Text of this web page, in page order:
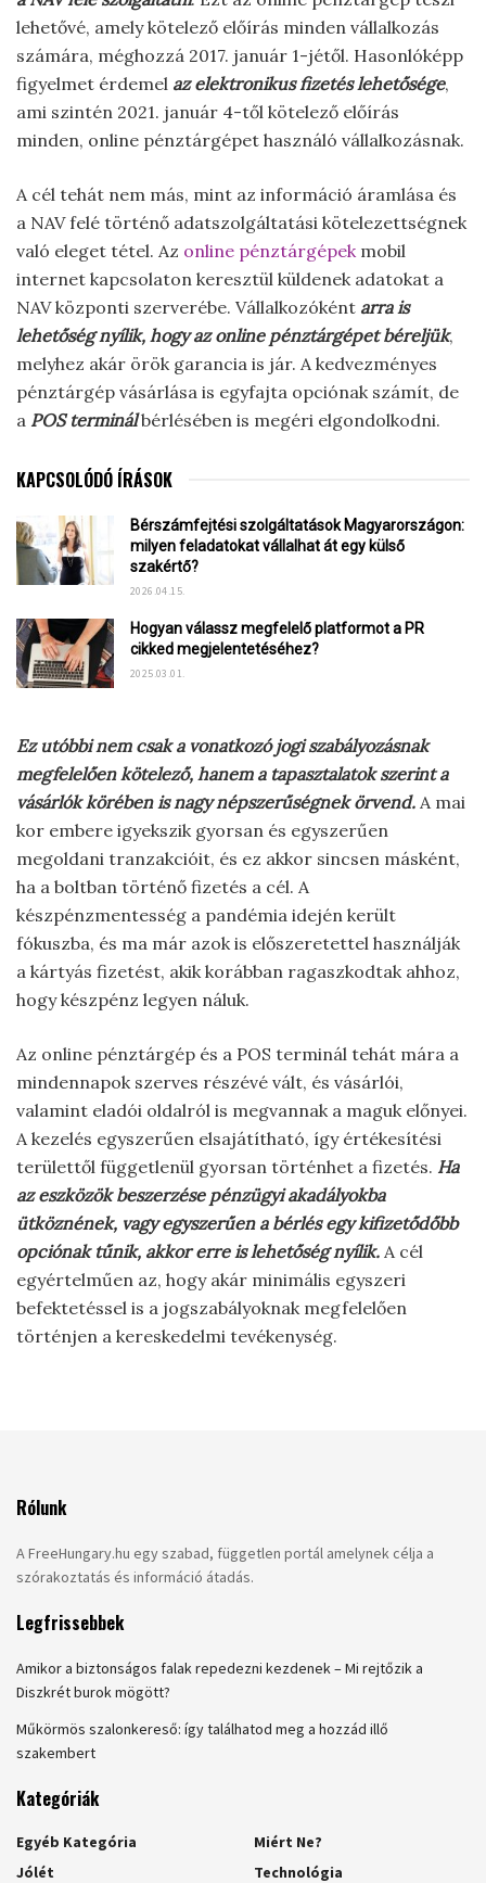
lehetővé, amely kötelező előírás minden vállalkozás
számára, méghozzá 2017. január 1-jétől. Hasonlóképp
figyelmet érdemel az elektronikus fizetés lehetősége,
ami szintén 2021. január 4-től kötelező előírás
minden, online pénztárgépet használó vállalkozásnak.
A cél tehát nem más, mint az információ áramlása és
a NAV felé történő adatszolgáltatási kötelezettségnek
való eleget tétel. Az online pénztárgépekmobil
internet kapcsolaton keresztül küldenek adatokat a
NAV központi szerverébe. Vállalkozóként arra is
lehetőség nyílik, hogy az online pénztárgépet béreljük,
melyhez akár örök garancia is jár. A kedvezményes
pénztárgép vásárlása is egyfajta opciónak számít, de
a POS terminálbérlésében is megéri elgondolkodni.
KAPCSOLÓDÓ ÍRÁSOK
Bérszámfejtési szolgáltatások Magyarországon:
milyen feladatokat vállalhat át egy külső
szakértő?
2026.04.15.
Hogyan válassz megfelelő platformot a PR
cikked megjelentetéséhez?
2025.03.01.
Ez utóbbi nem csak a vonatkozó jogi szabályozásnak
megfelelően kötelező, hanem a tapasztalatok szerint a
vásárlók körében is nagy népszerűségnek örvend. A mai
kor embere igyekszik gyorsan és egyszerűen
megoldani tranzakcióit, és ez akkor sincsen másként,
ha a boltban történő fizetés a cél. A
készpénzmentesség a pandémia idején került
fókuszba, és ma már azok is előszeretettel használják
a kártyás fizetést, akik korábban ragaszkodtak ahhoz,
hogy készpénz legyen náluk.
Az online pénztárgép és a POS terminál tehát mára a
mindennapok szerves részévé vált, és vásárlói,
valamint eladói oldalról is megvannak a maguk előnyei.
A kezelés egyszerűen elsajátítható, így értékesítési
területtől függetlenül gyorsan történhet a fizetés. Ha
az eszközök beszerzése pénzügyi akadályokba
ütköznének, vagy egyszerűen a bérlés egy kifizetődőbb
opciónak tűnik, akkor erre is lehetőség nyílik. A cél
egyértelműen az, hogy akár minimális egyszeri
befektetéssel is a jogszabályoknak megfelelően
történjen a kereskedelmi tevékenység.
Rólunk
A FreeHungary.hu egy szabad, független portál amelynek célja a
szórakoztatás és információ átadás.
Legfrissebbek
Amikor a biztonságos falak repedezni kezdenek – Mi rejtőzik a
Diszkrét burok mögött?
Műkörmös szalonkereső: így találhatod meg a hozzád illő
szakembert
Kategóriák
Egyéb Kategória
Jólét
Miért Ne?
Technológia